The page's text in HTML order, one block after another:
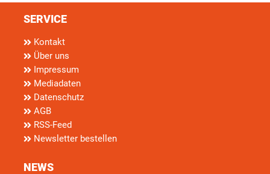
SERVICE
Kontakt
Über uns
Impressum
Mediadaten
Datenschutz
AGB
RSS-Feed
Newsletter bestellen
NEWS